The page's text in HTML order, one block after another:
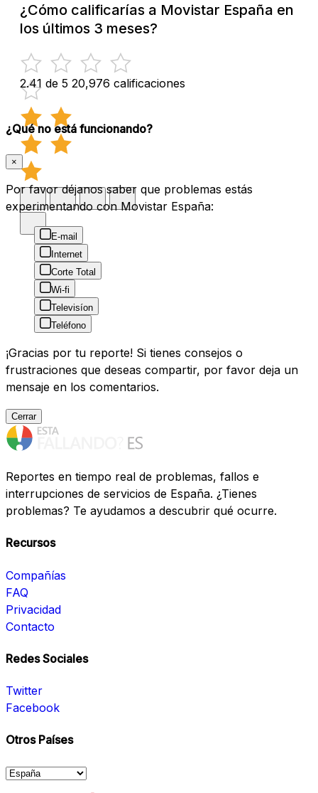
¿Cómo calificarías a Movistar España en
los últimos 3 meses?
2.41 de 5 20,976 calificaciones
¿Qué no está funcionando?
×
Por favor déjanos saber que problemas estás
experimentando con Movistar España:
E-mail
Internet
Corte Total
Wi-fi
Televisíon
Teléfono
¡Gracias por tu reporte! Si tienes consejos o
frustraciones que deseas compartir, por favor deja un
mensaje en los comentarios.
Cerrar
Reportes en tiempo real de problemas, fallos e
interrupciones de servicios de España. ¿Tienes
problemas? Te ayudamos a descubrir qué ocurre.
Recursos
Compañías
FAQ
Privacidad
Contacto
Redes Sociales
Twitter
Facebook
Otros Países